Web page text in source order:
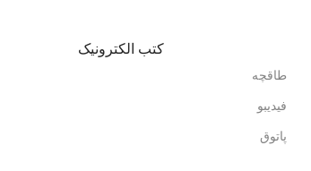
کتب الکترونیک
طاقچه
فیدیبو
پاتوق